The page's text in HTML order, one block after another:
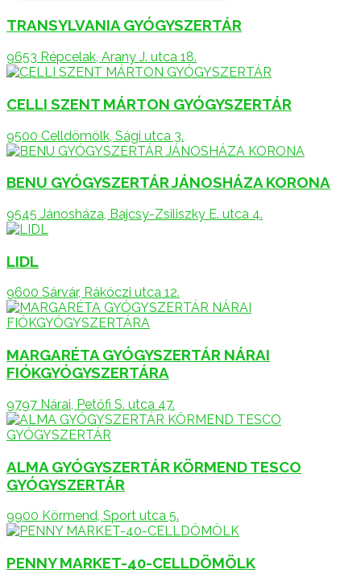
TRANSYLVANIA GYÓGYSZERTÁR
9653 Répcelak, Arany J. utca 18.
CELLI SZENT MÁRTON GYÓGYSZERTÁR
9500 Celldömölk, Sági utca 3.
BENU GYÓGYSZERTÁR JÁNOSHÁZA KORONA
9545 Jánosháza, Bajcsy-Zsiliszky E. utca 4.
LIDL
9600 Sárvár, Rákóczi utca 12.
MARGARÉTA GYÓGYSZERTÁR NÁRAI
FIÓKGYÓGYSZERTÁRA
9797 Nárai, Petőfi S. utca 47.
ALMA GYÓGYSZERTÁR KÖRMEND TESCO
GYÓGYSZERTÁR
9900 Körmend, Sport utca 5.
PENNY MARKET-40-CELLDÖMÖLK